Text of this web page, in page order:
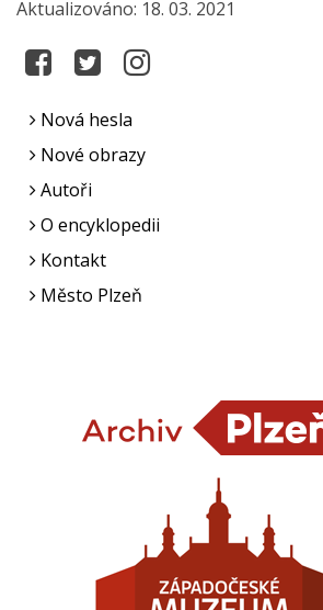
Aktualizováno: 18. 03. 2021
Nová hesla
Nové obrazy
Autoři
O encyklopedii
Kontakt
Město Plzeň